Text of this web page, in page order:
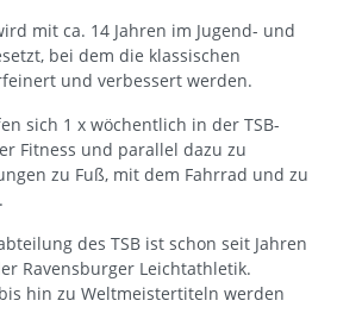
mit ca. 14 Jahren im Jugend- und
bei dem die klassischen
und verbessert werden.
sich 1 x wöchentlich in der TSB-
Fitness und parallel dazu zu
zu Fuß, mit dem Fahrrad und zu
des TSB ist schon seit Jahren
Ravensburger Leichtathletik.
hin zu Weltmeistertiteln werden